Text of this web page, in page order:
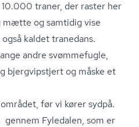
traner, der raster her
mætte og samtidig vise
kaldet tranedans.
andre svømmefugle,
bjergvipstjert og måske et
før vi kører sydpå.
Fyledalen, som er